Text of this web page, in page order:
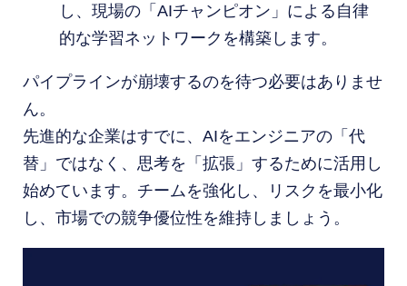
し、現場の「AIチャンピオン」による自律
的な学習ネットワークを構築します。
パイプラインが崩壊するのを待つ必要はありませ
ん。
先進的な企業はすでに、AIをエンジニアの「代
替」ではなく、思考を「拡張」するために活用し
始めています。チームを強化し、リスクを最小化
し、市場での競争優位性を維持しましょう。